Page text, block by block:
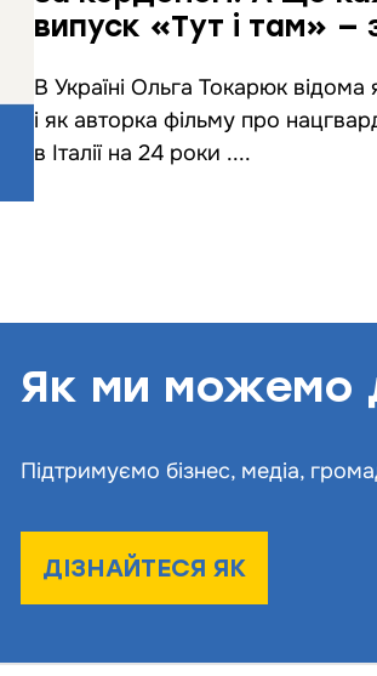
випуск «Тут і там»
В Україні Ольга Токарюк
і як авторка фільму про
в Італії на 24 роки ....
Як ми можемо
Підтримуємо бізнес, медіа,
ДІЗНАЙТЕСЯ ЯК